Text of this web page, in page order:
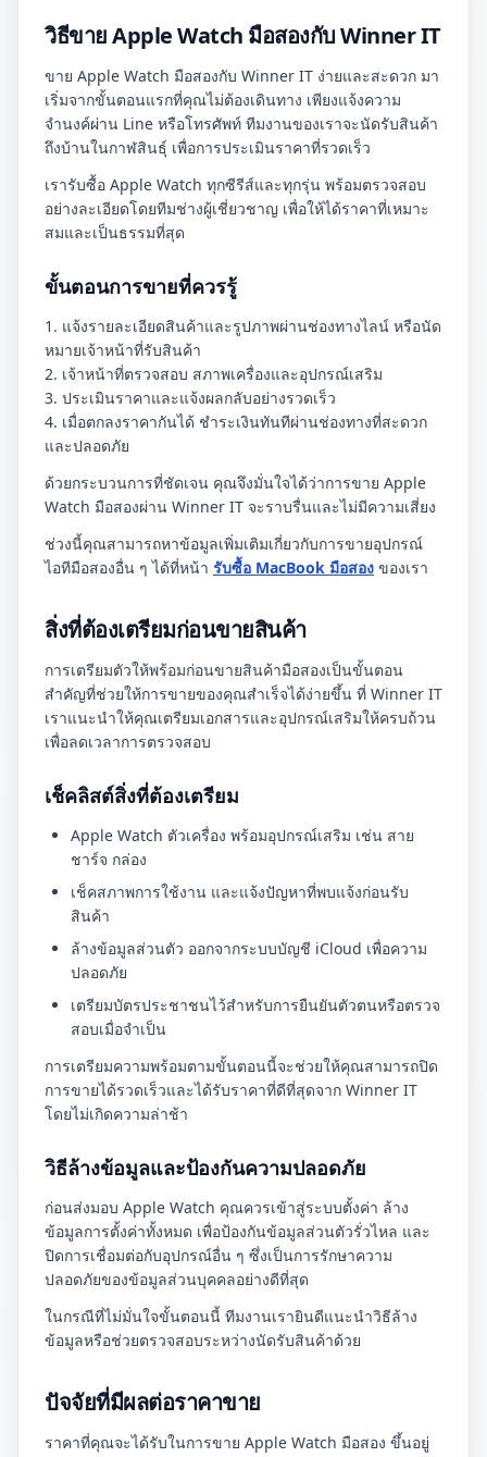
วิธีขาย Apple Watch มือสองกับ Winner IT
ขาย Apple Watch มือสองกับ Winner IT ง่ายและสะดวก มา
เริ่มจากขั้นตอนแรกที่คุณไม่ต้องเดินทาง เพียงแจ้งความ
จำนงค์ผ่าน Line หรือโทรศัพท์ ทีมงานของเราจะนัดรับสินค้า
ถึงบ้านในกาฬสินธุ์ เพื่อการประเมินราคาที่รวดเร็ว
เรารับซื้อ Apple Watch ทุกซีรีส์และทุกรุ่น พร้อมตรวจสอบ
อย่างละเอียดโดยทีมช่างผู้เชี่ยวชาญ เพื่อให้ได้ราคาที่เหมาะ
สมและเป็นธรรมที่สุด
ขั้นตอนการขายที่ควรรู้
1. แจ้งรายละเอียดสินค้าและรูปภาพผ่านช่องทางไลน์ หรือนัด
หมายเจ้าหน้าที่รับสินค้า
2. เจ้าหน้าที่ตรวจสอบ สภาพเครื่องและอุปกรณ์เสริม
3. ประเมินราคาและแจ้งผลกลับอย่างรวดเร็ว
4. เมื่อตกลงราคากันได้ ชำระเงินทันทีผ่านช่องทางที่สะดวก
และปลอดภัย
ด้วยกระบวนการที่ชัดเจน คุณจึงมั่นใจได้ว่าการขาย Apple
Watch มือสองผ่าน Winner IT จะราบรื่นและไม่มีความเสี่ยง
ช่วงนี้คุณสามารถหาข้อมูลเพิ่มเติมเกี่ยวกับการขายอุปกรณ์
ไอทีมือสองอื่น ๆ ได้ที่หน้า รับซื้อ MacBook มือสอง ของเรา
สิ่งที่ต้องเตรียมก่อนขายสินค้า
การเตรียมตัวให้พร้อมก่อนขายสินค้ามือสองเป็นขั้นตอน
สำคัญที่ช่วยให้การขายของคุณสำเร็จได้ง่ายขึ้น ที่ Winner IT
เราแนะนำให้คุณเตรียมเอกสารและอุปกรณ์เสริมให้ครบถ้วน
เพื่อลดเวลาการตรวจสอบ
เช็คลิสต์สิ่งที่ต้องเตรียม
Apple Watch ตัวเครื่อง พร้อมอุปกรณ์เสริม เช่น สาย
ชาร์จ กล่อง
เช็คสภาพการใช้งาน และแจ้งปัญหาที่พบแจ้งก่อนรับ
สินค้า
ล้างข้อมูลส่วนตัว ออกจากระบบบัญชี iCloud เพื่อความ
ปลอดภัย
เตรียมบัตรประชาชนไว้สำหรับการยืนยันตัวตนหรือตรวจ
สอบเมื่อจำเป็น
การเตรียมความพร้อมตามขั้นตอนนี้จะช่วยให้คุณสามารถปิด
การขายได้รวดเร็วและได้รับราคาที่ดีที่สุดจาก Winner IT
โดยไม่เกิดความล่าช้า
วิธีล้างข้อมูลและป้องกันความปลอดภัย
ก่อนส่งมอบ Apple Watch คุณควรเข้าสู่ระบบตั้งค่า ล้าง
ข้อมูลการตั้งค่าทั้งหมด เพื่อป้องกันข้อมูลส่วนตัวรั่วไหล และ
ปิดการเชื่อมต่อกับอุปกรณ์อื่น ๆ ซึ่งเป็นการรักษาความ
ปลอดภัยของข้อมูลส่วนบุคคลอย่างดีที่สุด
ในกรณีที่ไม่มั่นใจขั้นตอนนี้ ทีมงานเรายินดีแนะนำวิธีล้าง
ข้อมูลหรือช่วยตรวจสอบระหว่างนัดรับสินค้าด้วย
ปัจจัยที่มีผลต่อราคาขาย
ราคาที่คุณจะได้รับในการขาย Apple Watch มือสอง ขึ้นอยู่